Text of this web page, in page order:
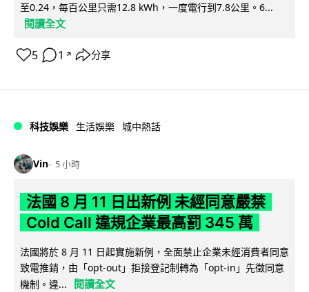
至0.24，每百公里只需12.8 kWh，一度電行到7.8公里。6...
閱讀全文
5 1 ↗ 分享
科技娛樂 生活娛樂 城中熱話
Vin 5 小時
法國 8 月 11 日出新例 未經同意嚴禁
Cold Call 違規企業最高罰 345 萬
法國將於 8 月 11 日起實施新例，全面禁止企業未經消費者同意
致電推銷，由「opt-out」拒接登記制轉為「opt-in」先徵同意
機制。違...
閱讀全文